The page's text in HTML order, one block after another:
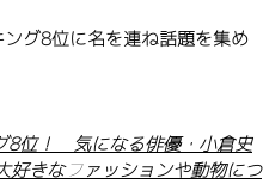
グ8位に名を連ね話題を集め
8位！ 気になる俳優・小倉史
好きなファッションや動物につ